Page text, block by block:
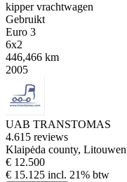
kipper vrachtwagen
Gebruikt
Euro 3
6x2
446,466 km
2005
UAB TRANSTOMAS
4.615 reviews
Klaipėda county, Litouwen
€ 12.500
€ 15.125 incl. 21% btw